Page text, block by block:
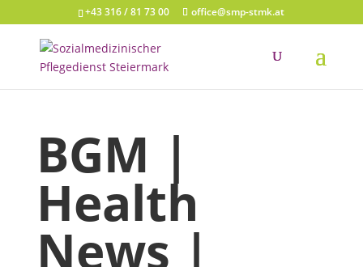
+43 316 / 81 73 00 office@smp-stmk.at
BGM |
Health
News |